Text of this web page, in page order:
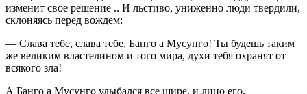
изменит свое решение .. И льстиво, униженно люди твердили,
склоняясь перед вождем:
— Слава тебе, слава тебе, Банго а Мусунго! Ты будешь таким
же великим властелином и того мира, духи тебя охранят от
всякого зла!
А Банго а Мусунго улыбался все шире, и лицо его,